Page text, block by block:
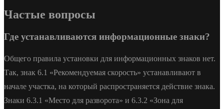
Частые вопросы
Где устанавливаются информационные знаки?
Общего правила установки для информационных знаков нет.
Так, знак 6.1 «Рекомендуемая скорость» устанавливают в
начале участка, на который распространяется действие знака.
Знаки 6.3.1 «Место для разворота» и 6.3.2 «Зона для